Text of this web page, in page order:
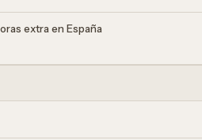
extra en España